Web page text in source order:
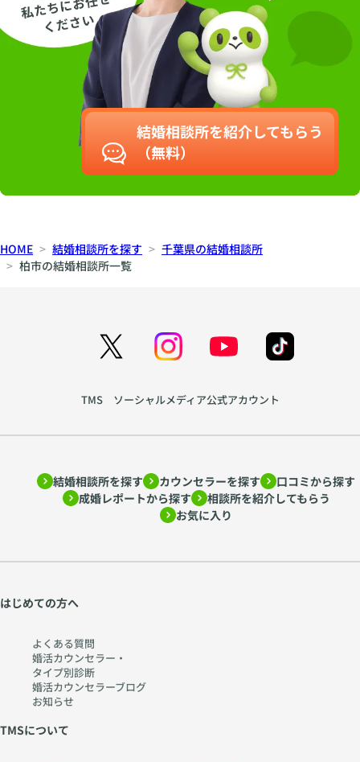
結婚相談所を紹介してもらう
（無料）
HOME 結婚相談所を探す
千葉県の結婚相談所
柏市の結婚相談所一覧
TMS ソーシャルメディア公式アカウント
結婚相談所を探す カウンセラーを探す
口コミから探す
成婚レポートから探す
相談所を紹介してもらう
お気に入り
はじめての方へ
よくある質問
婚活カウンセラー・
タイプ別診断
婚活カウンセラーブログ
お知らせ
TMSについて